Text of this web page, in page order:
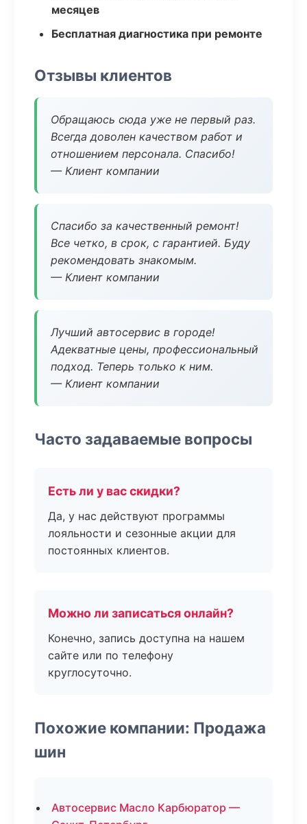
месяцев
Бесплатная диагностика при ремонте
Отзывы клиентов
Обращаюсь сюда уже не первый раз.
Всегда доволен качеством работ и
отношением персонала. Спасибо!
— Клиент компании
Спасибо за качественный ремонт!
Все четко, в срок, с гарантией. Буду
рекомендовать знакомым.
— Клиент компании
Лучший автосервис в городе!
Адекватные цены, профессиональный
подход. Теперь только к ним.
— Клиент компании
Часто задаваемые вопросы
Есть ли у вас скидки?
Да, у нас действуют программы
лояльности и сезонные акции для
постоянных клиентов.
Можно ли записаться онлайн?
Конечно, запись доступна на нашем
сайте или по телефону
круглосуточно.
Похожие компании: Продажа
шин
Автосервис Масло Карбюратор —